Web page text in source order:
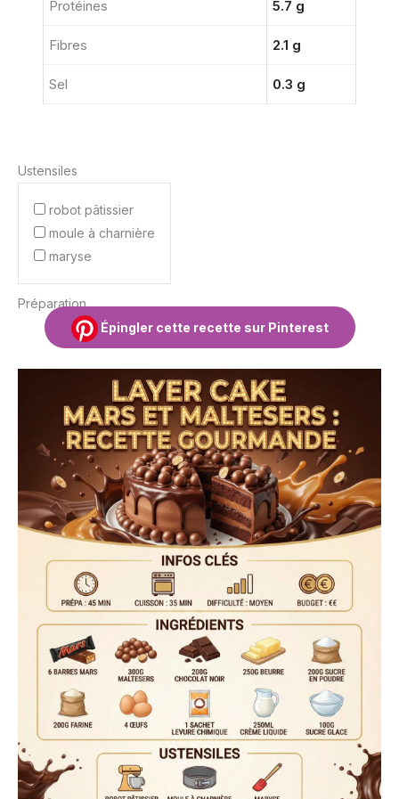
Protéines 5.7 g
Fibres 2.1 g
Sel 0.3 g
Ustensiles
robot pâtissier
moule à charnière
maryse
Préparation
Épingler cette recette sur Pinterest